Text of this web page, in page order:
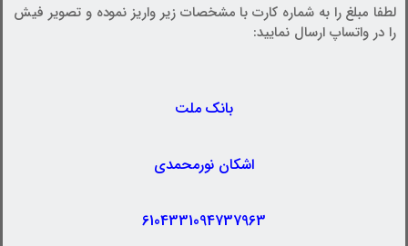
لطفا مبلغ را به شماره کارت با مشخصات زیر واریز نموده و تصویر فیش
را در واتساپ ارسال نمایید:
بانک ملت
اشکان نورمحمدی
6104331094737963